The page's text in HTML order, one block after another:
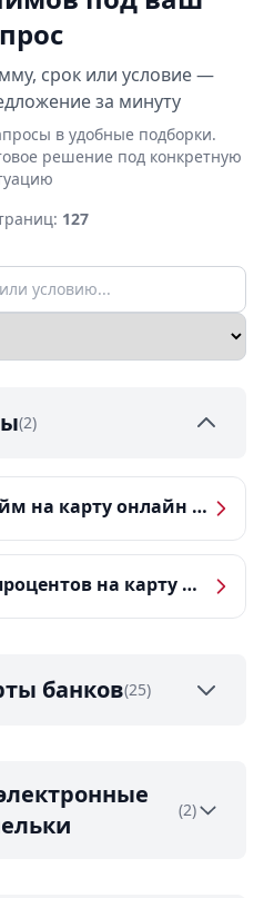
срок или условие —
за минуту
в удобные подборки.
решение под конкретную
127
(2)
Срочный микрозайм на карту онлайн — получить деньги за 5 минут
Микрозаймы без процентов на карту — ТОП-10 за 2026 год
банков(25)
(2)